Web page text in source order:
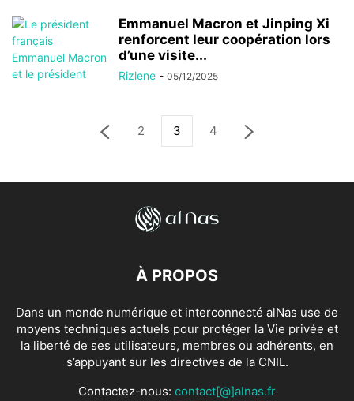
Emmanuel Macron et Jinping Xi
renforcent leur coopération lors
d’une visite...
Rizlene - 05/12/2025
2 3 4
À PROPOS
Dans un monde numérique et interconnecté alNas use de
moyens techniques actuels pour protéger la Vie privée et
la liberté de ses utilisateurs, membres ou adhérents, en
s’appuyant sur les directives de la CNIL.
Contactez-nous: contact[@]alnas.fr